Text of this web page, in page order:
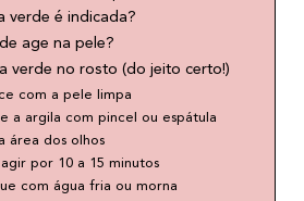
verde é indicada?
age na pele?
verde no rosto (do jeito certo!)
com a pele limpa
a argila com pincel ou espátula
área dos olhos
agir por 10 a 15 minutos
com água fria ou morna